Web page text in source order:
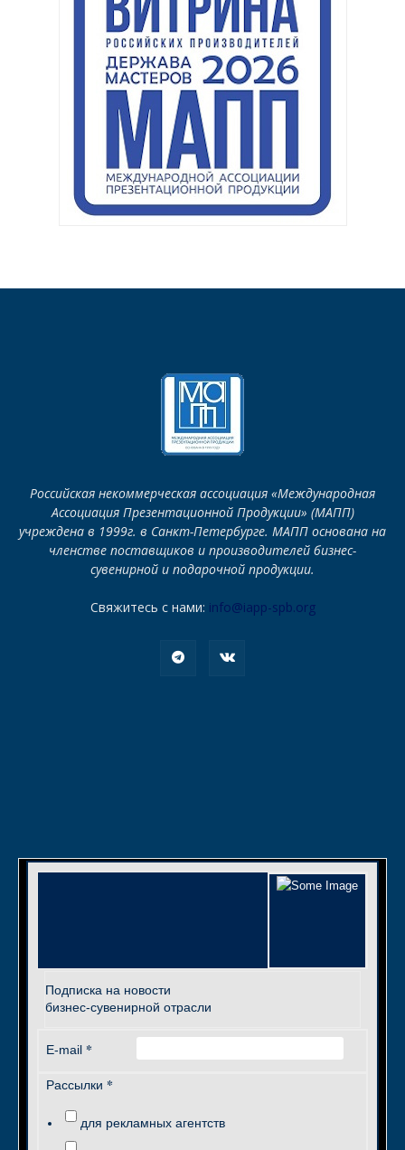
Российская некоммерческая ассоциация «Международная
Ассоциация Презентационной Продукции» (МАПП)
учреждена в 1999г. в Санкт-Петербурге. МАПП основана на
членстве поставщиков и производителей бизнес-
сувенирной и подарочной продукции.
Свяжитесь с нами: info@iapp-spb.org
Подписка на новости
бизнес-сувенирной отрасли
E-mail *
Рассылки *
для рекламных агентств